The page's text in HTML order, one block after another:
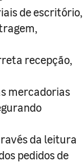
de escritório,
recepção,
mercadorias
da leitura
pedidos de